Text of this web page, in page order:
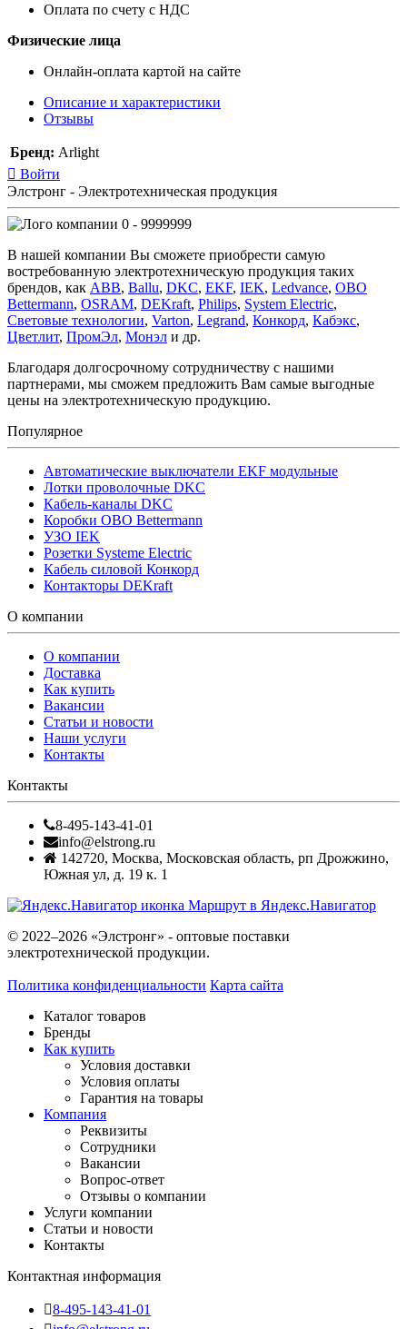
Оплата по счету с НДС
Физические лица
Онлайн-оплата картой на сайте
Описание и характеристики
Отзывы
Бренд: Arlight
Войти
Элстронг - Электротехническая продукция
0 - 9999999
В нашей компании Вы сможете приобрести самую
востребованную электротехническую продукция таких
брендов, как ABB, Ballu, DKC, EKF, IEK, Ledvance, OBO
Bettermann, OSRAM, DEKraft, Philips, System Electric,
Световые технологии, Varton, Legrand, Конкорд, Кабэкс,
Цветлит, ПромЭл, Монэл и др.
Благодаря долгосрочному сотрудничеству с нашими
партнерами, мы сможем предложить Вам самые выгодные
цены на электротехническую продукцию.
Популярное
Автоматические выключатели EKF модульные
Лотки проволочные DKC
Кабель-каналы DKC
Коробки OBO Bettermann
УЗО IEK
Розетки Systeme Electric
Кабель силовой Конкорд
Контакторы DEKraft
О компании
О компании
Доставка
Как купить
Вакансии
Статьи и новости
Наши услуги
Контакты
Контакты
8-495-143-41-01
info@elstrong.ru
142720, Москва, Московская область, рп Дрожжино,
Южная ул, д. 19 к. 1
Маршрут в Яндекс.Навигатор
© 2022–2026 «Элстронг» - оптовые поставки
электротехнической продукции.
Политика конфиденциальности Карта сайта
Каталог товаров
Бренды
Как купить
Условия доставки
Условия оплаты
Гарантия на товары
Компания
Реквизиты
Сотрудники
Вакансии
Вопрос-ответ
Отзывы о компании
Услуги компании
Статьи и новости
Контакты
Контактная информация
8-495-143-41-01